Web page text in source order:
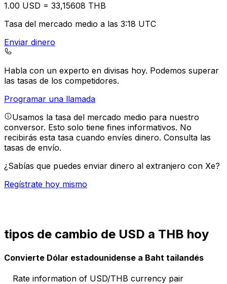
1.00 USD = 33,15608 THB
Tasa del mercado medio a las 3:18 UTC
Enviar dinero
Habla con un experto en divisas hoy. Podemos superar
las tasas de los competidores.
Programar una llamada
Usamos la tasa del mercado medio para nuestro
conversor. Esto solo tiene fines informativos. No
recibirás esta tasa cuando envíes dinero. Consulta las
tasas de envío.
¿Sabías que puedes enviar dinero al extranjero con Xe?
Regístrate hoy mismo
tipos de cambio de USD a THB hoy
Convierte Dólar estadounidense a Baht tailandés
Rate information of USD/THB currency pair